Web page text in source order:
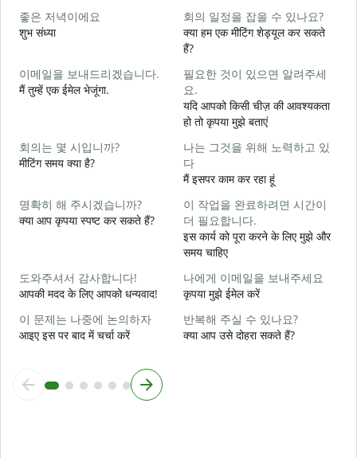
좋은 저녁이에요
शुभ संध्या
회의 일정을 잡을 수 있나요?
क्या हम एक मीटिंग शेड्यूल कर सकते
हैं?
이메일을 보내드리겠습니다.
मैं तुम्हें एक ईमेल भेजूंगा.
필요한 것이 있으면 알려주세
요.
यदि आपको किसी चीज़ की आवश्यकता
हो तो कृपया मुझे बताएं
회의는 몇 시입니까?
मीटिंग समय क्या है?
나는 그것을 위해 노력하고 있
다
मैं इसपर काम कर रहा हूं
명확히 해 주시겠습니까?
क्या आप कृपया स्पष्ट कर सकते हैं?
이 작업을 완료하려면 시간이
더 필요합니다.
इस कार्य को पूरा करने के लिए मुझे और
समय चाहिए
도와주셔서 감사합니다!
आपकी मदद के लिए आपको धन्यवाद!
나에게 이메일을 보내주세요
कृपया मुझे ईमेल करें
이 문제는 나중에 논의하자
आइए इस पर बाद में चर्चा करें
반복해 주실 수 있나요?
क्या आप उसे दोहरा सकते हैं?